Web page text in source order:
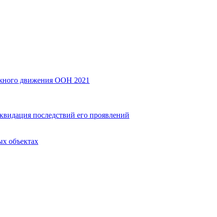
движения ООН 2021
последствий его проявлений
объектах